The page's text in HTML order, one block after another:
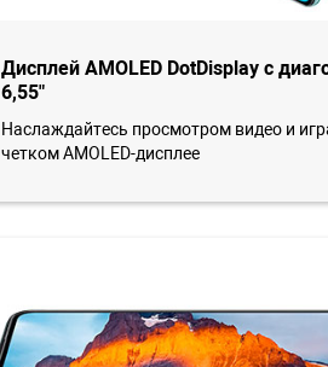
Дисплей AMOLED DotDisplay с
6,55"
Наслаждайтесь просмотром видео и
четком AMOLED-дисплее